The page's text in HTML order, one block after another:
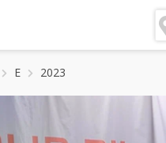
E 2023